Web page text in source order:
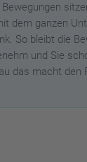
dem ganzen
So bleibt die
und Sie
das macht den